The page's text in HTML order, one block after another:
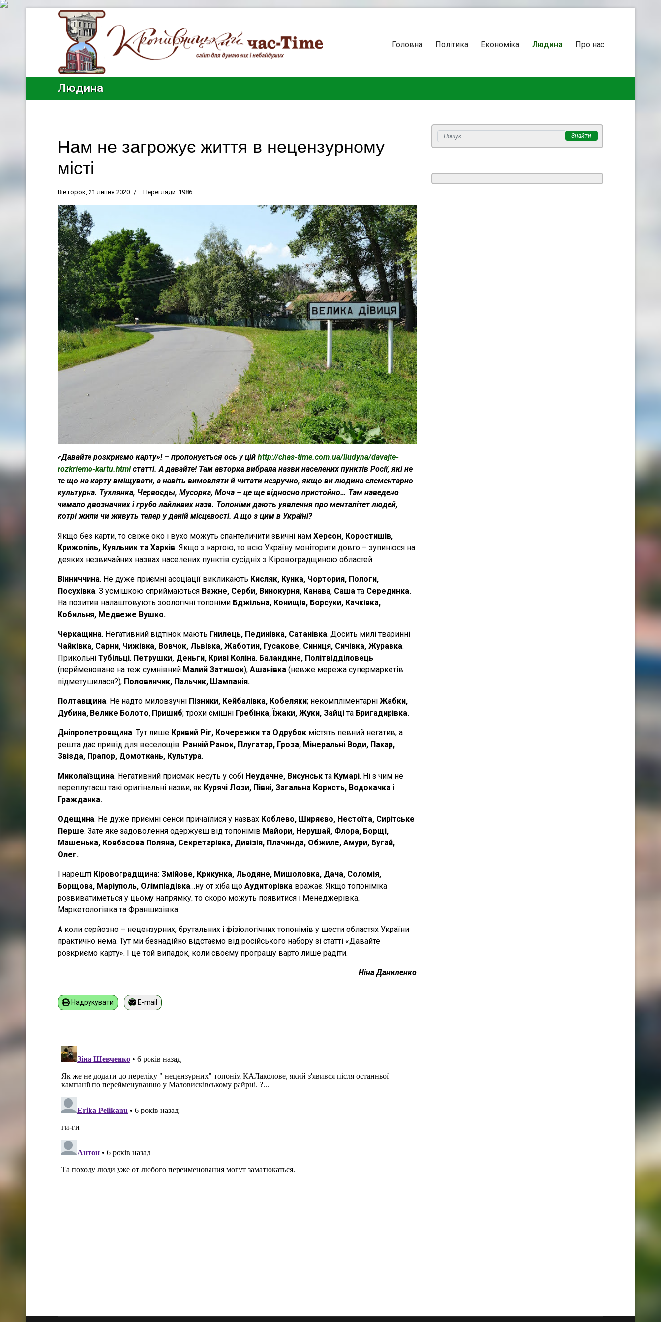
Головна Політика Економіка Людина Про нас
Людина
Нам не загрожує життя в нецензурному
місті
Вівторок, 21 липня 2020 Перегляди: 1986
«Давайте розкриємо карту»! – пропонується ось у цій http://chas-time.com.ua/liudyna/davajte-
rozkriemo-kartu.htmlстатті. А давайте! Там авторка вибрала назви населених пунктів Росії, які не
те що на карту вміщувати, а навіть вимовляти й читати незручно, якщо ви людина елементарно
культурна. Тухлянка, Червоєды, Мусорка, Моча – це ще відносно пристойно… Там наведено
чимало двозначних і грубо лайливих назв. Топоніми дають уявлення про менталітет людей,
котрі жили чи живуть тепер у даній місцевості. А що з цим в Україні?
Якщо без карти, то свіже око і вухо можуть спантеличити звичні нам Херсон, Коростишів,
Крижопіль, Куяльник та Харків. Якщо з картою, то всю Україну моніторити довго – зупинюся на
деяких незвичайних назвах населених пунктів сусідніх з Кіровоградщиною областей.
Вінниччина. Не дуже приємні асоціації викликають Кисляк, Кунка, Чортория, Пологи,
Посухівка. З усмішкою сприймаються Важне, Серби, Винокурня, Канава, Сашата Серединка.
На позитив налаштовують зоологічні топоніми Бджільна, Конищів, Борсуки, Качківка,
Кобильня, Медвеже Вушко.
Черкащина. Негативний відтінок мають Гнилець, Пединівка, Сатанівка. Досить милі тваринні
Чайківка, Сарни, Чижівка, Вовчок, Львівка, Жаботин, Гусакове, Синиця, Сичівка, Журавка.
Прикольні Тубільці, Петрушки, Деньги, Криві Коліна, Баландине, Політвідділовець
(перйменоване на теж сумнівний Малий Затишок), Ашанівка (невже мережа супермаркетів
підметушилася?), Половинчик, Пальчик, Шампанія.
Полтавщина. Не надто миловзучні Пізники, Кейбалівка, Кобеляки; некомпліментарні Жабки,
Дубина, Велике Болото, Пришиб; трохи смішні Гребінка, Їжаки, Жуки, Зайціта Бригадирівка.
Дніпропетровщина. Тут лише Кривий Ріг, Кочережки та Одрубок містять певний негатив, а
решта дає привід для веселощів: Ранній Ранок, Плугатар, Гроза, Мінеральні Води, Пахар,
Звізда, Прапор, Домоткань, Культура.
Миколаївщина. Негативний присмак несуть у собі Неудачне, Висунськта Кумарі. Ні з чим не
переплутаєш такі оригінальні назви, як Курячі Лози, Півні, Загальна Користь, Водокачка і
Гражданка.
Одещина. Не дуже приємні сенси причаїлися у назвах Коблево, Ширяєво, Нестоїта, Сирітське
Перше. Зате яке задоволення одержуєш від топонімів Майори, Нерушай, Флора, Борщі,
Машенька, Ковбасова Поляна, Секретарівка, Дивізія, Плачинда, Обжиле, Амури, Бугай,
Олег.
І нарешті Кіровоградщина: Змійове, Крикунка, Льодяне, Мишоловка, Дача, Соломія,
Борщова, Маріуполь, Олімпіадівка…ну от хіба що Аудиторівка вражає. Якщо топоніміка
розвиватиметься у цьому напрямку, то скоро можуть появитися і Менеджерівка,
Маркетологівка та Франшизівка.
А коли серйозно – нецензурних, брутальних і фізіологічних топонімів у шести областях України
практично нема. Тут ми безнадійно відстаємо від російського набору зі статті «Давайте
розкриємо карту». І це той випадок, коли своєму програшу варто лише радіти.
Ніна Даниленко
Надрукувати E-mail
Знайти